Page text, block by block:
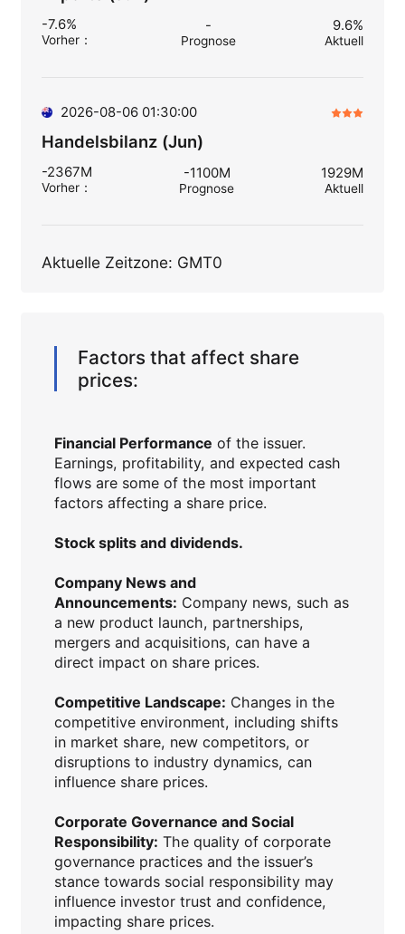
-7.6%
Vorher：
-
Prognose
9.6%
Aktuell
2026-08-06 01:30:00
Handelsbilanz (Jun)
-2367M
Vorher：
-1100M
Prognose
1929M
Aktuell
Aktuelle Zeitzone: GMT0
Factors that affect share
prices:
Financial Performance of the issuer.
Earnings, profitability, and expected cash
flows are some of the most important
factors affecting a share price.
Stock splits and dividends.
Company News and
Announcements: Company news, such as
a new product launch, partnerships,
mergers and acquisitions, can have a
direct impact on share prices.
Competitive Landscape: Changes in the
competitive environment, including shifts
in market share, new competitors, or
disruptions to industry dynamics, can
influence share prices.
Corporate Governance and Social
Responsibility: The quality of corporate
governance practices and the issuer’s
stance towards social responsibility may
influence investor trust and confidence,
impacting share prices.